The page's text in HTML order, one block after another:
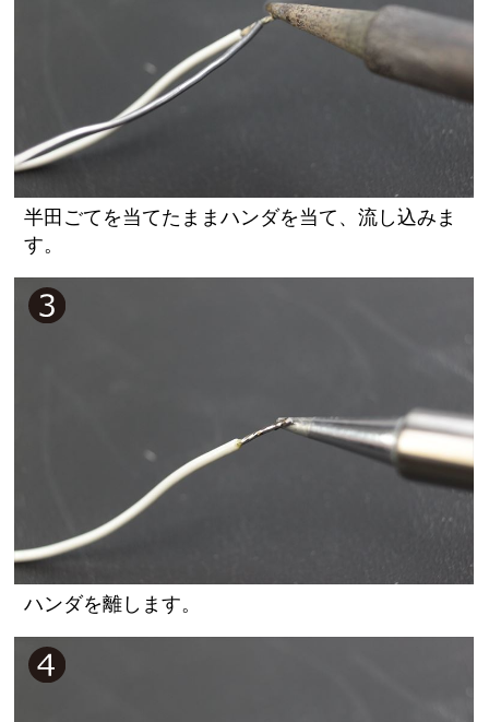
半田ごてを当てたままハンダを当て、流し込みま
す。
ハンダを離します。